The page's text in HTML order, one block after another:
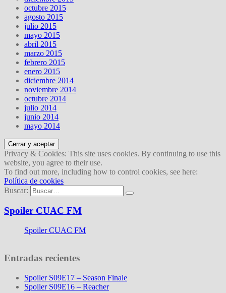
octubre 2015
agosto 2015
julio 2015
mayo 2015
abril 2015
marzo 2015
febrero 2015
enero 2015
diciembre 2014
noviembre 2014
octubre 2014
julio 2014
junio 2014
mayo 2014
Privacy & Cookies: This site uses cookies. By continuing to use this
website, you agree to their use.
To find out more, including how to control cookies, see here:
Política de cookies
Buscar:
Spoiler CUAC FM
Spoiler CUAC FM
Entradas recientes
Spoiler S09E17 – Season Finale
Spoiler S09E16 – Reacher